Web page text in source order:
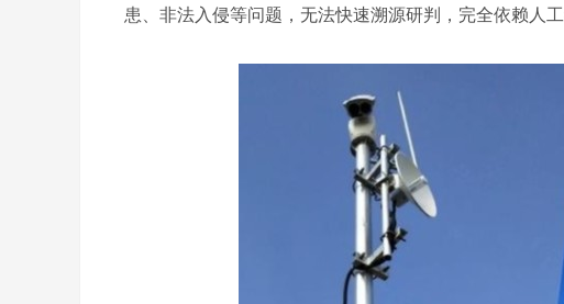
患、非法入侵等问题，无法快速溯源研判，完全依赖人